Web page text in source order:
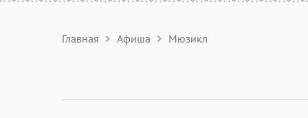
Главная Афиша Мюзикл